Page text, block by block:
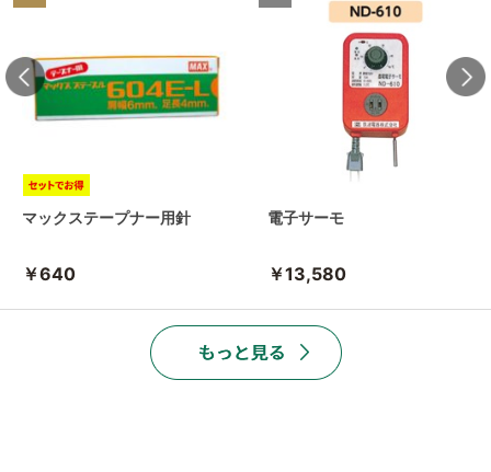
マックステープナー用針
￥640
電子サーモ
￥13,580